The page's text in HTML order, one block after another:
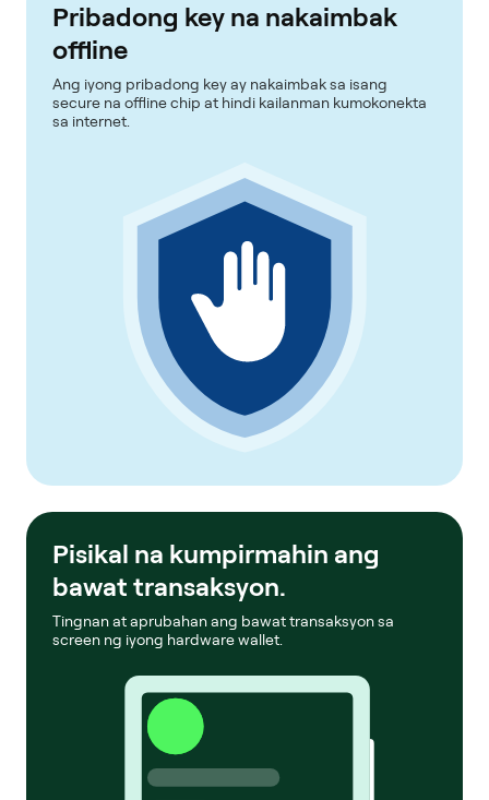
Pribadong key na nakaimbak
offline
Ang iyong pribadong key ay nakaimbak sa isang
secure na offline chip at hindi kailanman kumokonekta
sa internet.
Pisikal na kumpirmahin ang
bawat transaksyon.
Tingnan at aprubahan ang bawat transaksyon sa
screen ng iyong hardware wallet.